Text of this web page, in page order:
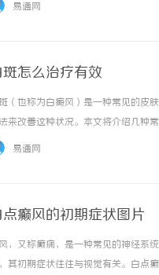
易通网
斑怎么治疗有效
（也称为白癜风）是一种常见的皮
来改善这种状况。本文将介绍几种
治疗是常见的白斑治疗方法之一。
易通网
点癫风的初期症状图片
，又称癫痫，是一种常见的神经系
其初期症状往往与视觉有关。白点